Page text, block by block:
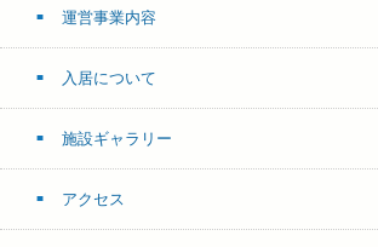
運営事業内容
入居について
施設ギャラリー
アクセス